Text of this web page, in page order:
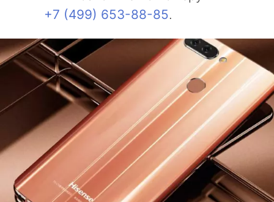
+7 (499) 653-88-85.